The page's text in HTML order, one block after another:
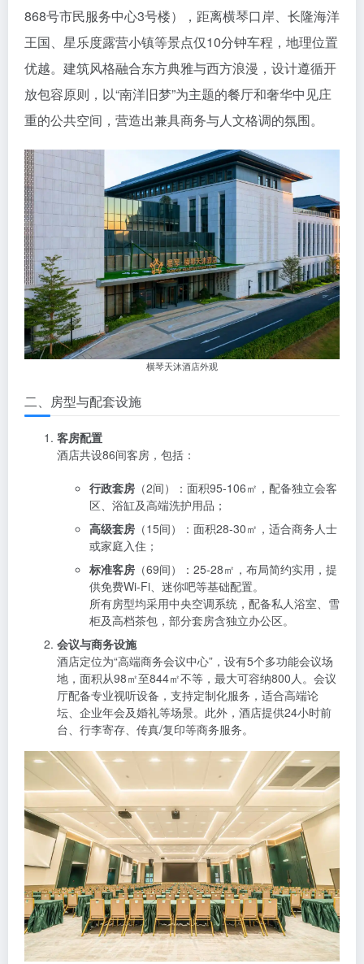
868号市民服务中心3号楼），距离横琴口岸、长隆海洋
王国、星乐度露营小镇等景点仅10分钟车程，地理位置
优越。建筑风格融合东方典雅与西方浪漫，设计遵循开
放包容原则，以“南洋旧梦”为主题的餐厅和奢华中见庄
重的公共空间，营造出兼具商务与人文格调的氛围。
横琴天沐酒店外观
二、房型与配套设施
客房配置
酒店共设86间客房，包括：
行政套房 （2间）：面积95-106㎡，配备独立会客
区、浴缸及高端洗护用品；
高级套房 （15间）：面积28-30㎡，适合商务人士
或家庭入住；
标准客房 （69间）：25-28㎡，布局简约实用，提
供免费Wi-Fi、迷你吧等基础配置。
所有房型均采用中央空调系统，配备私人浴室、雪
柜及高档茶包，部分套房含独立办公区。
会议与商务设施
酒店定位为“高端商务会议中心”，设有5个多功能会议场
地，面积从98㎡至844㎡不等，最大可容纳800人。会议
厅配备专业视听设备，支持定制化服务，适合高端论
坛、企业年会及婚礼等场景。此外，酒店提供24小时前
台、行李寄存、传真/复印等商务服务。